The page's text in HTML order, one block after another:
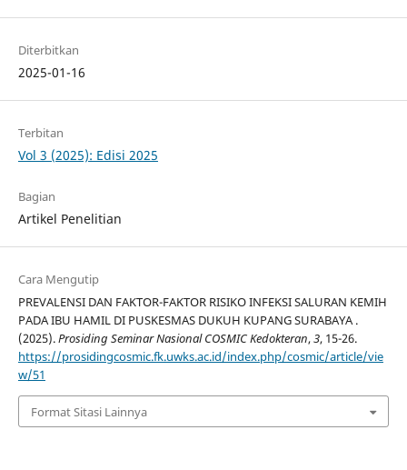
Diterbitkan
2025-01-16
Terbitan
Vol 3 (2025): Edisi 2025
Bagian
Artikel Penelitian
Cara Mengutip
PREVALENSI DAN FAKTOR-FAKTOR RISIKO INFEKSI SALURAN KEMIH
PADA IBU HAMIL DI PUSKESMAS DUKUH KUPANG SURABAYA .
(2025).Prosiding Seminar Nasional COSMIC Kedokteran,3, 15-26.
https://prosidingcosmic.fk.uwks.ac.id/index.php/cosmic/article/vie
w/51
Format Sitasi Lainnya